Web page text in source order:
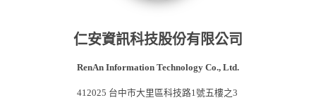
仁安資訊科技股份有限公司
RenAn Information Technology Co., Ltd.
412025 台中市大里區科技路1號五樓之3